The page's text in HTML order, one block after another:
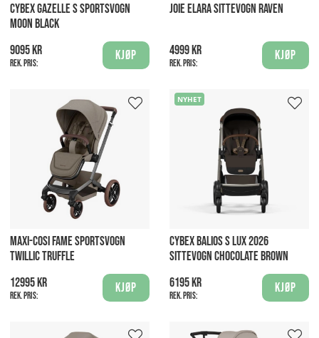
CYBEX GAZELLE S SPORTSVOGN
MOON BLACK
9095 kr
Rek. pris:
Kjøp
JOIE ELARA SITTEVOGN RAVEN
4999 kr
Rek. pris:
Kjøp
MAXI-COSI FAME SPORTSVOGN
TWILLIC TRUFFLE
12995 kr
Rek. pris:
Kjøp
NYHET
CYBEX BALIOS S LUX 2026
SITTEVOGN CHOCOLATE BROWN
6195 kr
Rek. pris:
Kjøp